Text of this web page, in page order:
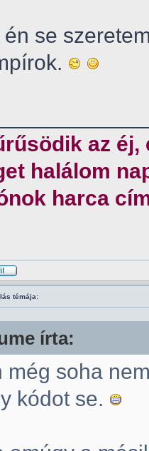
én se
az éj,
halálom
harca
témája:
írta:
még soha
kódot se.